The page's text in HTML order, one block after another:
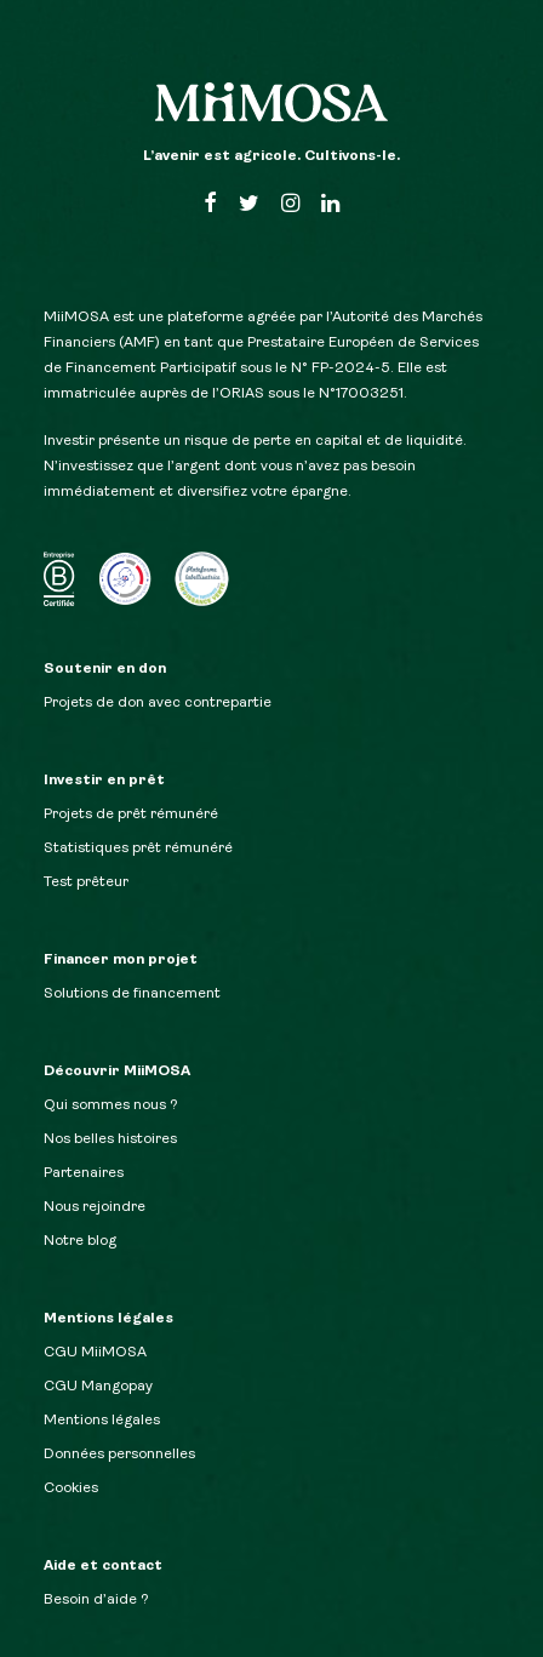
L’avenir est agricole. Cultivons-le.
MiiMOSA est une plateforme agréée par l’Autorité des Marchés
Financiers (AMF) en tant que Prestataire Européen de Services
de Financement Participatif sous le N° FP-2024-5. Elle est
immatriculée auprès de l’ORIAS sous le N°17003251.
Investir présente un risque de perte en capital et de liquidité.
N’investissez que l’argent dont vous n’avez pas besoin
immédiatement et diversifiez votre épargne.
Soutenir en don
Projets de don avec contrepartie
Investir en prêt
Projets de prêt rémunéré
Statistiques prêt rémunéré
Test prêteur
Financer mon projet
Solutions de financement
Découvrir MiiMOSA
Qui sommes nous ?
Nos belles histoires
Partenaires
Nous rejoindre
Notre blog
Mentions légales
CGU MiiMOSA
CGU Mangopay
Mentions légales
Données personnelles
Cookies
Aide et contact
Besoin d’aide ?